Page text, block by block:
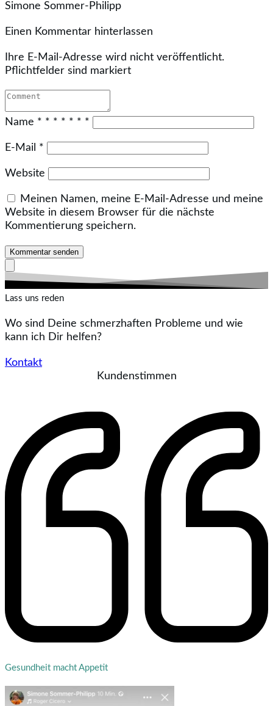
Simone Sommer-Philipp
Einen Kommentar hinterlassen
Ihre E-Mail-Adresse wird nicht veröffentlicht.
Pflichtfelder sind markiert
Name * * * * * * *
E-Mail *
Website
Meinen Namen, meine E-Mail-Adresse und meine
Website in diesem Browser für die nächste
Kommentierung speichern.
Kommentar senden
Lass uns reden
Wo sind Deine schmerzhaften Probleme und wie
kann ich Dir helfen?
Kontakt
Kundenstimmen
Gesundheit macht Appetit